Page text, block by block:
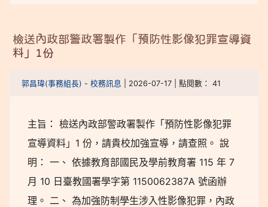
檢送內政部警政署製作「預防性影像犯罪宣導資
料」1份
郭昌瑋(事務組長) - 校務訊息 | 2026-07-17 | 點閱數： 41
主旨： 檢送內政部警政署製作「預防性影像犯罪
宣導資料」1 份，請貴校加強宣導，請查照。 說
明： 一、 依據教育部國民及學前教育署 115 年 7
月 10 日臺教國署學字第 1150062387A 號函辦
理。 二、 為加強防制學生涉入性影像犯罪，內政